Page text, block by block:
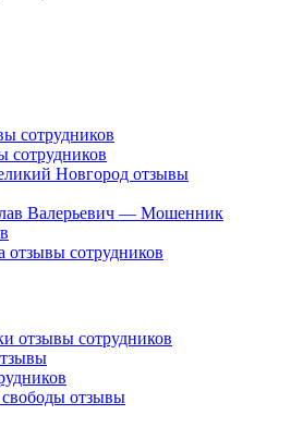
сотрудников
сотрудников
Новгород отзывы
Валерьевич — Мошенник
сотрудников
отзывы сотрудников
отзывы